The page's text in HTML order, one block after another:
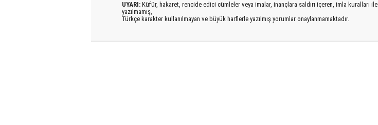
UYARI: Küfür, hakaret, rencide edici cümleler veya imalar, inançlara saldırı içeren, imla kuralları ile
yazılmamış,
Türkçe karakter kullanılmayan ve büyük harflerle yazılmış yorumlar onaylanmamaktadır.